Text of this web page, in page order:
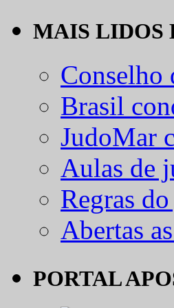
MAIS LIDOS
Conselho
Brasil
JudoMar
Aulas de
Regras
Abertas
PORTAL